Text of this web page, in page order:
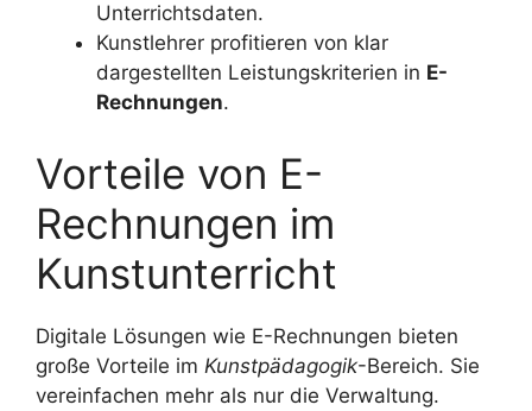
Unterrichtsdaten.
Kunstlehrer profitieren von klar
dargestellten Leistungskriterien in E-
Rechnungen.
Vorteile von E-
Rechnungen im
Kunstunterricht
Digitale Lösungen wie E-Rechnungen bieten
große Vorteile im Kunstpädagogik-Bereich. Sie
vereinfachen mehr als nur die Verwaltung.